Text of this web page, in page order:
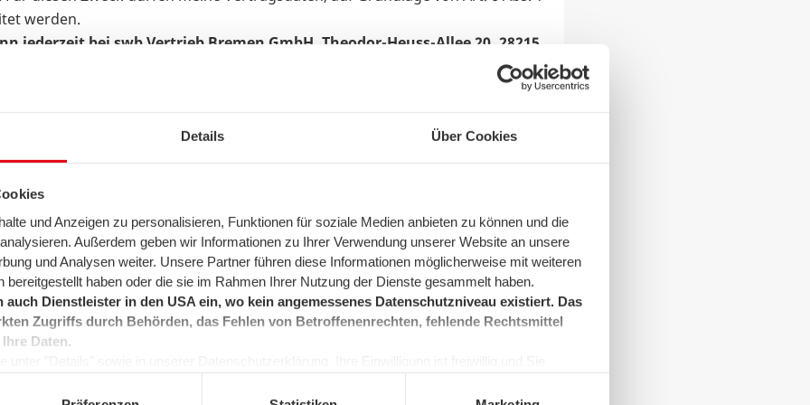
Details Über Cookies
und Anzeigen zu personalisieren, Funktionen für soziale Medien anbieten zu können und die
Außerdem geben wir Informationen zu Ihrer Verwendung unserer Website an unsere
und Analysen weiter. Unsere Partner führen diese Informationen möglicherweise mit weiteren
haben oder die sie im Rahmen Ihrer Nutzung der Dienste gesammelt haben.
auch Dienstleister in den USA ein, wo kein angemessenes Datenschutzniveau existiert. Das
Zugriffs durch Behörden, das Fehlen von Betroffenenrechten, fehlende Rechtsmittel
Daten.
Minimum, um die Seite betreiben zu können.
werden.
jederzeit bei swb Vertrieb Bremen GmbH, Theodor-Heuss-Allee 20, 28215
Bremerhaven GmbH & Co. KG, Hansastr. 17/19, 27568 Bremerhaven
dass dies die Rechtsmäßigkeit der bisher erfolgten Verarbeitung
Vertragserfüllung oder zur Wahrung berechtigter Interessen erforderlich
zum Datenschutz finden Sie unter
abonnieren, stimmen Sie der oben genannten Erklärung zu. Die
haben Sie zur Kenntnis genommen.